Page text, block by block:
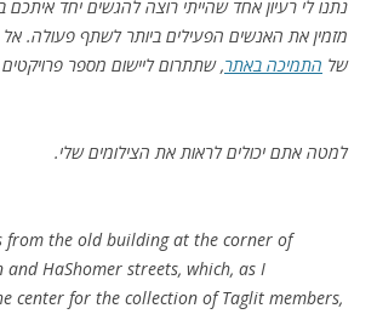
נתנו לי רעיון אחד שהייתי רוצה להגשים יחד איתכם
מזמין את האנשים הפעילים ביותר לשתף פעולה.
של התמיכה באתר, שתתרום ליישום מספר
למטה אתם יכולים לראות את הצילומים שלי.
from the old building at the corner of
HaShomer streets, which, as I
center for the collection of Taglit members,